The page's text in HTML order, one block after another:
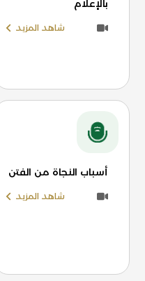
بالإعلام
شاهد المزيد
أسباب النجاة من الفتن
شاهد المزيد